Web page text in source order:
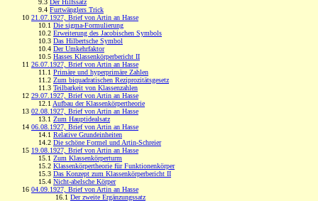
9.3 Der Hilfssatz
9.4 Furtwänglers Trick
10 21.07.1927, Brief von Artin an Hasse
10.1 Die sigma-Formulierung
10.2 Erweiterung des Jacobischen Symbols
10.3 Das Hilbertsche Symbol
10.4 Der Umkehrfaktor
10.5 Hasses Klassenkörperbericht II
11 26.07.1927, Brief von Artin an Hasse
11.1 Primäre und hyperprimäre Zahlen
11.2 Zum biquadratischen Reziprozitätsgesetz
11.3 Teilbarkeit von Klassenzahlen
12 29.07.1927, Brief von Artin an Hasse
12.1 Aufbau der Klassenkörpertheorie
13 02.08.1927, Brief von Artin an Hasse
13.1 Zum Hauptidealsatz
14 06.08.1927, Brief von Artin an Hasse
14.1 Relative Grundeinheiten
14.2 Die schöne Formel und Artin-Schreier
15 19.08.1927, Brief von Artin an Hasse
15.1 Zum Klassenkörperturm
15.2 Klassenkörpertheorie für Funktionenkörper
15.3 Das Konzept zum Klassenkörperbericht II
15.4 Nicht-abelsche Körper
16 04.09.1927, Brief von Artin an Hasse
16.1 Der zweite Ergänzungssatz